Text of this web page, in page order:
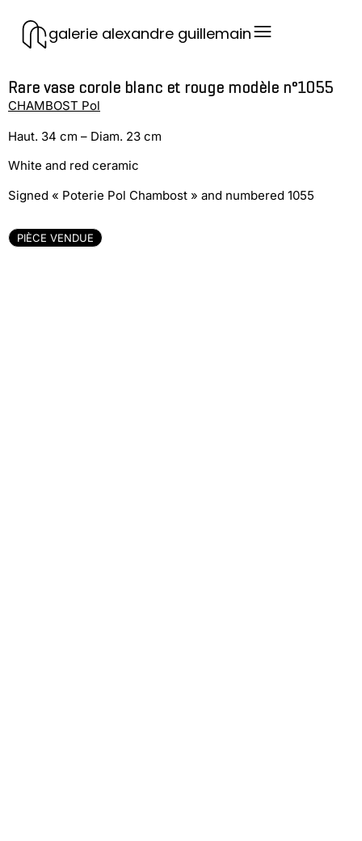
galerie alexandre guillemain
Rare vase corole blanc et rouge modèle n°1055
CHAMBOST Pol
Haut. 34 cm – Diam. 23 cm
White and red ceramic
Signed « Poterie Pol Chambost » and numbered 1055
PIÈCE VENDUE